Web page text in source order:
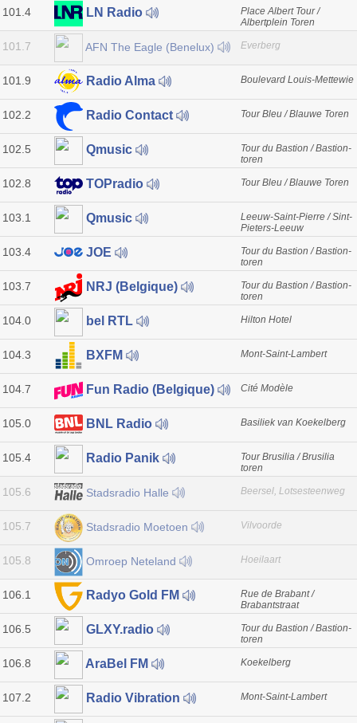
101.4 LN Radio
Place Albert Tour /
Albertplein Toren
101.7 AFN The Eagle (Benelux) Everberg
101.9 Radio Alma Boulevard Louis-Mettewie
102.2 Radio Contact Tour Bleu / Blauwe Toren
102.5 Qmusic
Tour du Bastion / Bastion-
toren
102.8 TOPradio Tour Bleu / Blauwe Toren
103.1 Qmusic
Leeuw-Saint-Pierre / Sint-
Pieters-Leeuw
103.4 JOE
Tour du Bastion / Bastion-
toren
103.7 NRJ (Belgique)
Tour du Bastion / Bastion-
toren
104.0 bel RTL Hilton Hotel
104.3 BXFM Mont-Saint-Lambert
104.7 Fun Radio (Belgique) Cité Modèle
105.0 BNL Radio Basiliek van Koekelberg
105.4 Radio Panik
Tour Brusilia / Brusilia
toren
105.6 Stadsradio Halle Beersel, Lotsesteenweg
105.7 Stadsradio Moetoen Vilvoorde
105.8 Omroep Neteland Hoeilaart
106.1 Radyo Gold FM
Rue de Brabant /
Brabantstraat
106.5 GLXY.radio
Tour du Bastion / Bastion-
toren
106.8 AraBel FM Koekelberg
107.2 Radio Vibration Mont-Saint-Lambert